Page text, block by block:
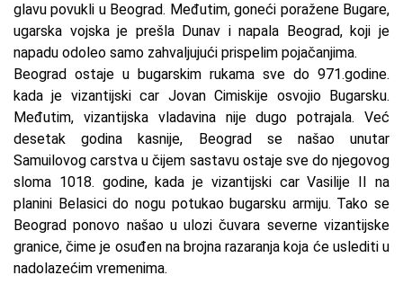
glavu povukli u Beograd. Međutim, goneći poražene Bugare,
ugarska vojska je prešla Dunav i napala Beograd, koji je
napadu odoleo samo zahvaljujući prispelim pojačanjima.
Beograd ostaje u bugarskim rukama sve do 971.godine.
kada je vizantijski car Jovan Cimiskije osvojio Bugarsku.
Međutim, vizantijska vladavina nije dugo potrajala. Već
desetak godina kasnije, Beograd se našao unutar
Samuilovog carstva u čijem sastavu ostaje sve do njegovog
sloma 1018. godine, kada je vizantijski car Vasilije II na
planini Belasici do nogu potukao bugarsku armiju. Tako se
Beograd ponovo našao u ulozi čuvara severne vizantijske
granice, čime je osuđen na brojna razaranja koja će uslediti u
nadolazećim vremenima.